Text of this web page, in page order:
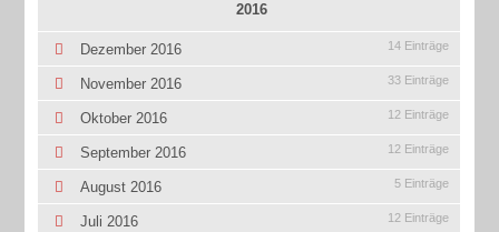
2016
Dezember 2016 14 Einträge
November 2016 33 Einträge
Oktober 2016 12 Einträge
September 2016 12 Einträge
August 2016 5 Einträge
Juli 2016 12 Einträge